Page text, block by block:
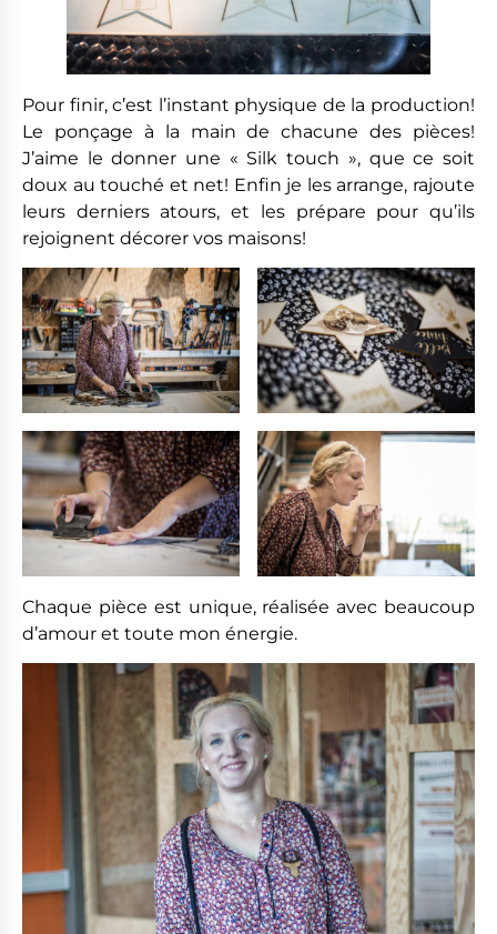
Pour finir, c’est l’instant physique de la production!
Le ponçage à la main de chacune des pièces!
J’aime le donner une « Silk touch », que ce soit
doux au touché et net! Enfin je les arrange, rajoute
leurs derniers atours, et les prépare pour qu’ils
rejoignent décorer vos maisons!
Chaque pièce est unique, réalisée avec beaucoup
d’amour et toute mon énergie.